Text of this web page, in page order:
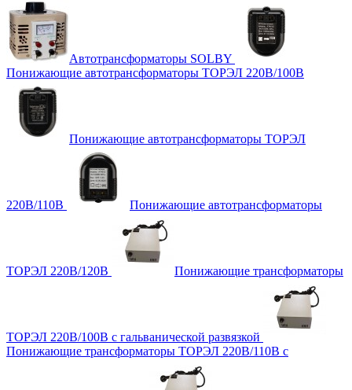
Автотрансформаторы SOLBY
Понижающие автотрансформаторы ТОРЭЛ 220В/100В
Понижающие автотрансформаторы ТОРЭЛ
220В/110В Понижающие автотрансформаторы
ТОРЭЛ 220В/120В Понижающие трансформаторы
ТОРЭЛ 220В/100В с гальванической развязкой
Понижающие трансформаторы ТОРЭЛ 220В/110В с